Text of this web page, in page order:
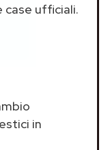
case ufficiali.
in